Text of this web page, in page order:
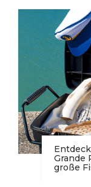
Grande
große